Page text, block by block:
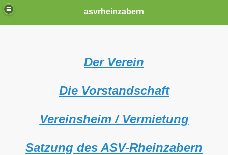
asvrheinzabern
Der Verein
Die Vorstandschaft
Vereinsheim / Vermietung
Satzung des ASV-Rheinzabern